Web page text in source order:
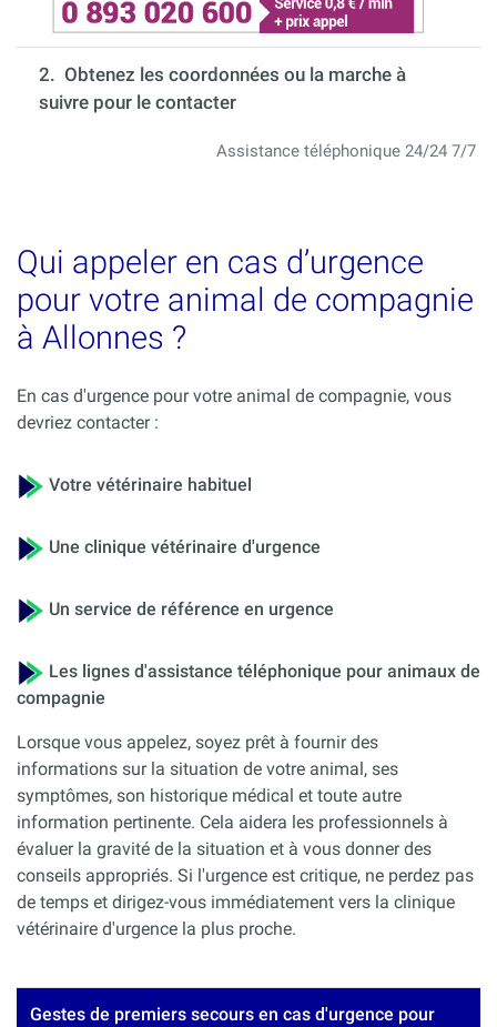
2. Obtenez les coordonnées ou la marche à
suivre pour le contacter
Assistance téléphonique 24/24 7/7
Qui appeler en cas d’urgence
pour votre animal de compagnie
à Allonnes ?
En cas d'urgence pour votre animal de compagnie, vous
devriez contacter :
Votre vétérinaire habituel
Une clinique vétérinaire d'urgence
Un service de référence en urgence
Les lignes d'assistance téléphonique pour animaux de
compagnie
Lorsque vous appelez, soyez prêt à fournir des
informations sur la situation de votre animal, ses
symptômes, son historique médical et toute autre
information pertinente. Cela aidera les professionnels à
évaluer la gravité de la situation et à vous donner des
conseils appropriés. Si l'urgence est critique, ne perdez pas
de temps et dirigez-vous immédiatement vers la clinique
vétérinaire d'urgence la plus proche.
Gestes de premiers secours en cas d'urgence pour